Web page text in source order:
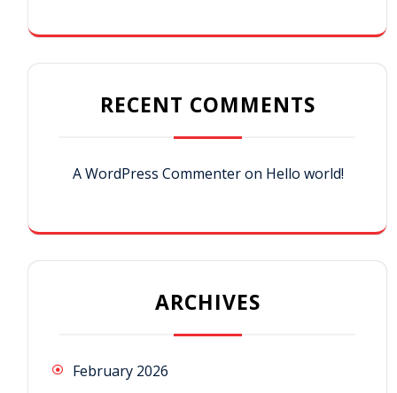
RECENT COMMENTS
A WordPress Commenteron Hello world!
ARCHIVES
February 2026